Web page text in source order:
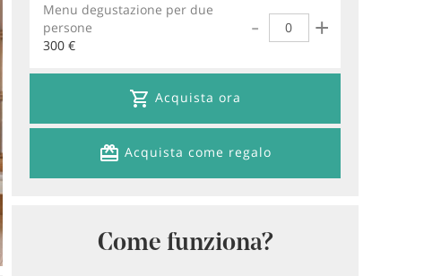
Menu degustazione per due
persone
300 €
- Quantità+
Acquista ora
Acquista come regalo
Come funziona?